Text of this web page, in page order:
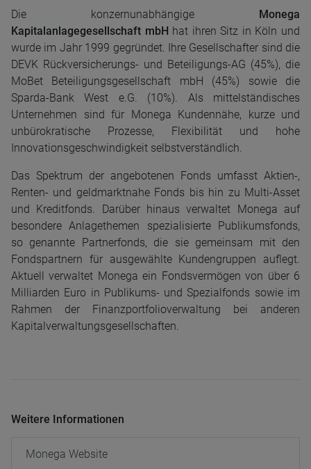
Die konzernunabhängige Monega
Kapitalanlagegesellschaft mbH hat ihren Sitz in Köln und
wurde im Jahr 1999 gegründet. Ihre Gesellschafter sind die
DEVK Rückversicherungs- und Beteiligungs-AG (45%), die
MoBet Beteiligungsgesellschaft mbH (45%) sowie die
Sparda-Bank West e.G. (10%). Als mittelständisches
Unternehmen sind für Monega Kundennähe, kurze und
unbürokratische Prozesse, Flexibilität und hohe
Innovationsgeschwindigkeit selbstverständlich.
Das Spektrum der angebotenen Fonds umfasst Aktien-,
Renten- und geldmarktnahe Fonds bis hin zu Multi-Asset
und Kreditfonds. Darüber hinaus verwaltet Monega auf
besondere Anlagethemen spezialisierte Publikumsfonds,
so genannte Partnerfonds, die sie gemeinsam mit den
Fondspartnern für ausgewählte Kundengruppen auflegt.
Aktuell verwaltet Monega ein Fondsvermögen von über 6
Milliarden Euro in Publikums- und Spezialfonds sowie im
Rahmen der Finanzportfolioverwaltung bei anderen
Kapitalverwaltungsgesellschaften.
Weitere Informationen
Monega Website